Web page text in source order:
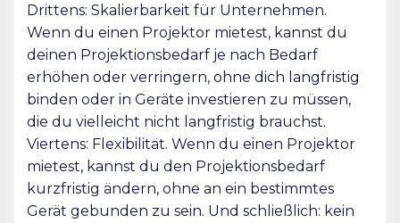
Drittens: Skalierbarkeit für Unternehmen.
Wenn du einen Projektor mietest, kannst du
deinen Projektionsbedarf je nach Bedarf
erhöhen oder verringern, ohne dich langfristig
binden oder in Geräte investieren zu müssen,
die du vielleicht nicht langfristig brauchst.
Viertens: Flexibilität. Wenn du einen Projektor
mietest, kannst du den Projektionsbedarf
kurzfristig ändern, ohne an ein bestimmtes
Gerät gebunden zu sein. Und schließlich: kein